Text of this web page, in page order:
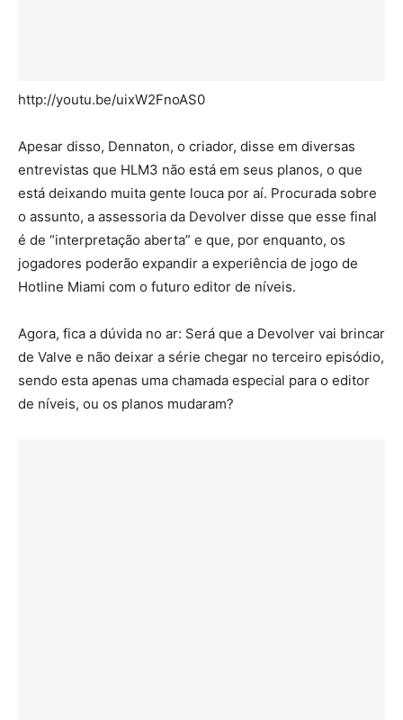
http://youtu.be/uixW2FnoAS0
Apesar disso, Dennaton, o criador, disse em diversas
entrevistas que HLM3 não está em seus planos, o que
está deixando muita gente louca por aí. Procurada sobre
o assunto, a assessoria da Devolver disse que esse final
é de “interpretação aberta” e que, por enquanto, os
jogadores poderão expandir a experiência de jogo de
Hotline Miami com o futuro editor de níveis.
Agora, fica a dúvida no ar: Será que a Devolver vai brincar
de Valve e não deixar a série chegar no terceiro episódio,
sendo esta apenas uma chamada especial para o editor
de níveis, ou os planos mudaram?